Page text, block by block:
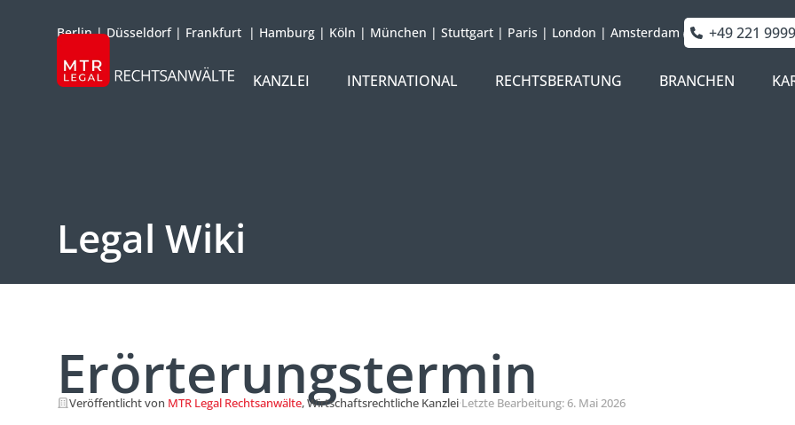
Berlin|Düsseldorf| Frankfurt | Hamburg | Köln | München | Stuttgart | Paris | London | Amsterdam +49 221
KANZLEI
INTERNATIONAL RECHTSBERATUNG BRANCHEN
Legal Wiki
Erörterungstermin
Veröffentlicht von MTR Legal Rechtsanwälte, Wirtschaftsrechtliche Kanzlei·Letzte Bearbeitung: 6. Mai 2026